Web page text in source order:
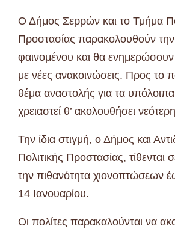
Ο Δήμος Σερρών και το Τμήμα
Προστασίας παρακολουθούν την
φαινομένου και θα
με νέες ανακοινώσεις. Προς το
θέμα αναστολής για τα
χρειαστεί θ’ ακολουθήσει
Την ίδια στιγμή, ο Δήμος και
Πολιτικής Προστασίας, τίθενται
την πιθανότητα χιονοπτώσεων
14 Ιανουαρίου.
Οι πολίτες παρακαλούνται να